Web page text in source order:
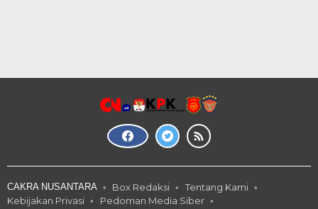
CAKRA NUSANTARA Box Redaksi
Tentang Kami
Kebijakan Privasi
Pedoman Media Siber